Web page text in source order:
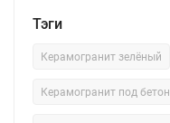
Тэги
Керамогранит зелёный
Керамогранит под бетон